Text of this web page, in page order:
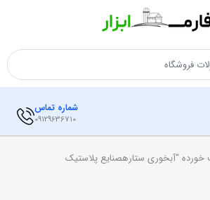
شماره تماس
09129636710
“آبخوری ستارهصنایع پلاستیک